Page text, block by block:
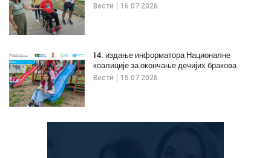
Вести 16.07.2026.
Вести 15.07.2026.
14. издање информатора Националне
коалиције за окончање дечијих бракова